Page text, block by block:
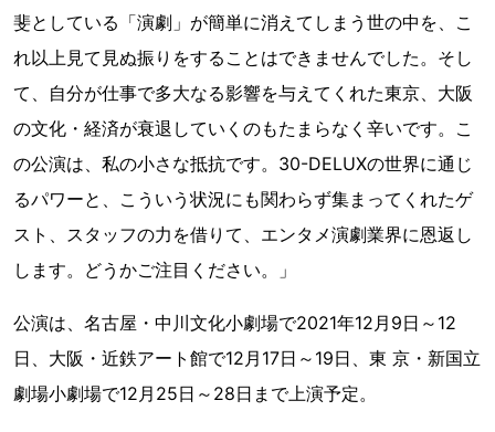
斐としている「演劇」が簡単に消えてしまう世の中を、こ
れ以上見て見ぬ振りをすることはできませんでした。そし
て、自分が仕事で多大なる影響を与えてくれた東京、大阪
の文化・経済が衰退していくのもたまらなく辛いです。こ
の公演は、私の小さな抵抗です。30-DELUXの世界に通じ
るパワーと、こういう状況にも関わらず集まってくれたゲ
スト、スタッフの力を借りて、エンタメ演劇業界に恩返し
します。どうかご注目ください。」
公演は、名古屋・中川文化小劇場で2021年12月9日～12
日、大阪・近鉄アート館で12月17日～19日、東 京・新国立
劇場小劇場で12月25日～28日まで上演予定。